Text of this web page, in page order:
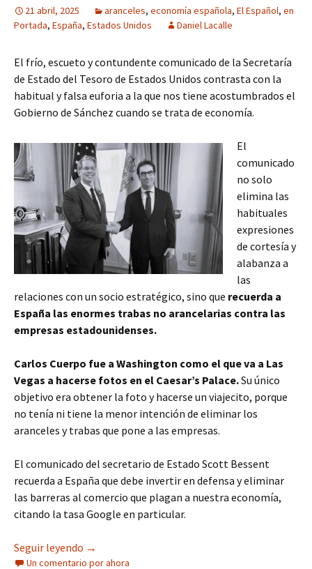
21 abril, 2025 aranceles, economía española, El Español, en
Portada, España, Estados Unidos Daniel Lacalle
El frío, escueto y contundente comunicado de la Secretaría
de Estado del Tesoro de Estados Unidos contrasta con la
habitual y falsa euforia a la que nos tiene acostumbrados el
Gobierno de Sánchez cuando se trata de economía.
El
comunicado
no solo
elimina las
habituales
expresiones
de cortesía y
alabanza a
las
relaciones con un socio estratégico, sino que recuerda a
España las enormes trabas no arancelarias contra las
empresas estadounidenses.
Carlos Cuerpo fue a Washington como el que va a Las
Vegas a hacerse fotos en el Caesar’s Palace.Su único
objetivo era obtener la foto y hacerse un viajecito, porque
no tenía ni tiene la menor intención de eliminar los
aranceles y trabas que pone a las empresas.
El comunicado del secretario de Estado Scott Bessent
recuerda a España que debe invertir en defensa y eliminar
las barreras al comercio que plagan a nuestra economía,
citando la tasa Google en particular.
Seguir leyendo La Casa Blanca tiene razón: Sánchez, Cuerpo y
→
Un comentario por ahora